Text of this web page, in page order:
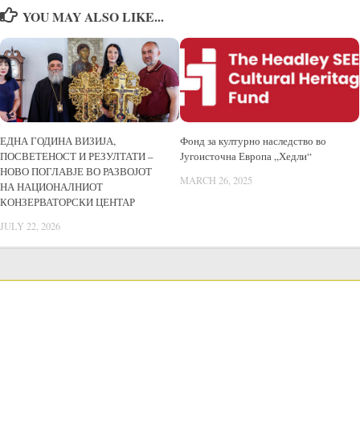
YOU MAY ALSO LIKE...
ЕДНА ГОДИНА ВИЗИЈА,
ПОСВЕТЕНОСТ И РЕЗУЛТАТИ –
НОВО ПОГЛАВЈЕ ВО РАЗВОЈОТ
НА НАЦИОНАЛНИОТ
КОНЗЕРВАТОРСКИ ЦЕНТАР
JULY 22, 2026
Фонд за културно наследство во
Југоисточна Европа „Хедли“
MARCH 26, 2025